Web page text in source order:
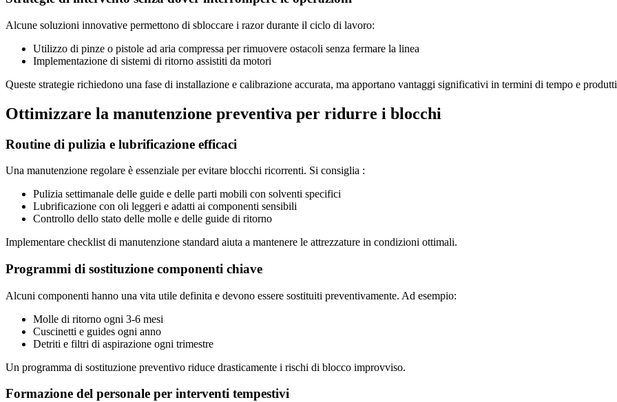
Alcune soluzioni innovative permettono di sbloccare i razor durante il ciclo di lavoro:
Utilizzo di pinze o pistole ad aria compressa per rimuovere ostacoli senza fermare la linea
Implementazione di sistemi di ritorno assistiti da motori
Queste strategie richiedono una fase di installazione e calibrazione accurata, ma apportano vantaggi significativi in termini di tempo e
Ottimizzare la manutenzione preventiva per ridurre i blocchi
Routine di pulizia e lubrificazione efficaci
Una manutenzione regolare è essenziale per evitare blocchi ricorrenti. Si consiglia :
Pulizia settimanale delle guide e delle parti mobili con solventi specifici
Lubrificazione con oli leggeri e adatti ai componenti sensibili
Controllo dello stato delle molle e delle guide di ritorno
Implementare checklist di manutenzione standard aiuta a mantenere le attrezzature in condizioni ottimali.
Programmi di sostituzione componenti chiave
Alcuni componenti hanno una vita utile definita e devono essere sostituiti preventivamente. Ad esempio:
Molle di ritorno ogni 3-6 mesi
Cuscinetti e guides ogni anno
Detriti e filtri di aspirazione ogni trimestre
Un programma di sostituzione preventivo riduce drasticamente i rischi di blocco improvviso.
Formazione del personale per interventi tempestivi